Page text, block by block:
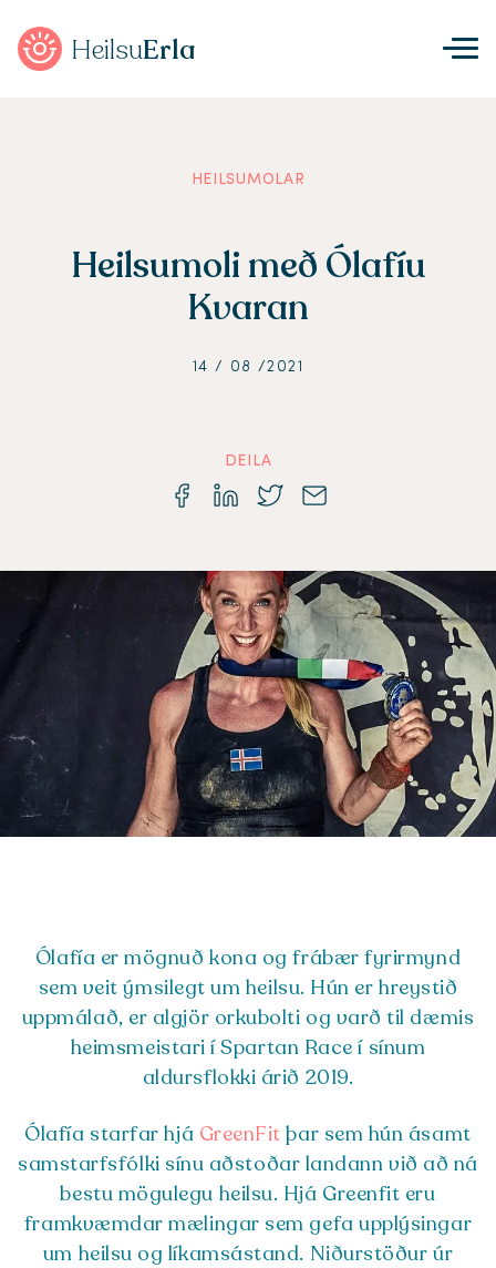
HeilsuErla
HEILSUMOLAR
Heilsumoli með Ólafíu
Kvaran
14 / 08 /2021
DEILA
Ólafía er mögnuð kona og frábær fyrirmynd
sem veit ýmsilegt um heilsu. Hún er hreystið
uppmálað, er algjör orkubolti og varð til dæmis
heimsmeistari í Spartan Race í sínum
aldursflokki árið 2019.
Ólafía starfar hjá GreenFit þar sem hún ásamt
samstarfsfólki sínu aðstoðar landann við að ná
bestu mögulegu heilsu. Hjá Greenfit eru
framkvæmdar mælingar sem gefa upplýsingar
um heilsu og líkamsástand. Niðurstöður úr